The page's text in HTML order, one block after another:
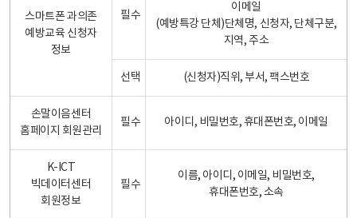
스마트폰 과의존
예방교육 신청자
정보
필수
이메일
(예방특강 단체)단체명, 신청자, 단체구분,
지역, 주소
선택 (신청자)직위, 부서, 팩스번호
손말이음센터
홈페이지 회원관리
필수 아이디, 비밀번호, 휴대폰번호, 이메일
K-ICT
빅데이터센터
회원정보
필수
이름, 아이디, 이메일, 비밀번호,
휴대폰번호, 소속